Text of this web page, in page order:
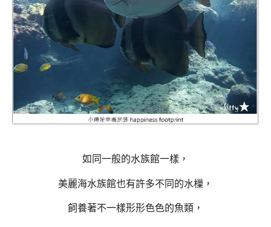
如同一般的水族館一樣，
美麗海水族館也有許多不同的水樔，
飼養著不一樣形形色色的魚類，